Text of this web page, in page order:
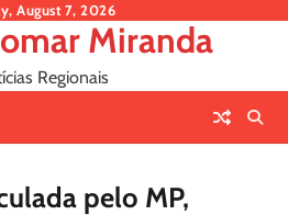
August 7, 2026
Miranda
Regionais
pelo MP,